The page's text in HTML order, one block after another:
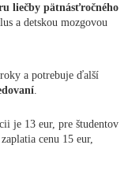
liečby pätnásťročného
a detskou mozgovou
a potrebuje ďalší
je 13 eur, pre študentov
cenu 15 eur,